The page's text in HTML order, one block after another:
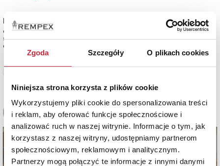
Zgoda Szczegóły O plikach cookies
Niniejsza strona korzysta z plików cookie
Wykorzystujemy pliki cookie do spersonalizowania treści
i reklam, aby oferować funkcje społecznościowe i
analizować ruch w naszej witrynie. Informacje o tym, jak
korzystasz z naszej witryny, udostępniamy partnerom
społecznościowym, reklamowym i analitycznym.
Partnerzy mogą połączyć te informacje z innymi danymi
Pochmurny dzień, 1903
olej, tektura; 17,8 x 26,6 cm;
sygn. i dat. p. d.: W. Wojtkiewicz 1903 (czarnym tuszem)
estymacja: 140 000 - 160 000 zł